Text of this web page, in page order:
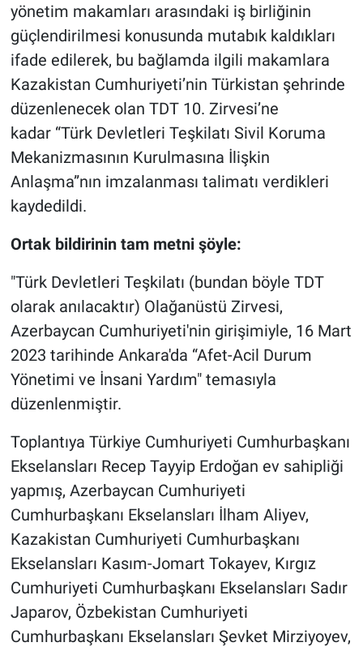
yönetim makamları arasındaki iş birliğinin
güçlendirilmesi konusunda mutabık kaldıkları
ifade edilerek, bu bağlamda ilgili makamlara
Kazakistan Cumhuriyeti’nin Türkistan şehrinde
düzenlenecek olan TDT 10. Zirvesi’ne
kadar “Türk Devletleri Teşkilatı Sivil Koruma
Mekanizmasının Kurulmasına İlişkin
Anlaşma”nın imzalanması talimatı verdikleri
kaydedildi.
Ortak bildirinin tam metni şöyle:
"Türk Devletleri Teşkilatı (bundan böyle TDT
olarak anılacaktır) Olağanüstü Zirvesi,
Azerbaycan Cumhuriyeti'nin girişimiyle, 16 Mart
2023 tarihinde Ankara'da “Afet-Acil Durum
Yönetimi ve İnsani Yardım" temasıyla
düzenlenmiştir.
Toplantıya Türkiye Cumhuriyeti Cumhurbaşkanı
Ekselansları Recep Tayyip Erdoğan ev sahipliği
yapmış, Azerbaycan Cumhuriyeti
Cumhurbaşkanı Ekselansları İlham Aliyev,
Kazakistan Cumhuriyeti Cumhurbaşkanı
Ekselansları Kasım-Jomart Tokayev, Kırgız
Cumhuriyeti Cumhurbaşkanı Ekselansları Sadır
Japarov, Özbekistan Cumhuriyeti
Cumhurbaşkanı Ekselansları Şevket Mirziyoyev,